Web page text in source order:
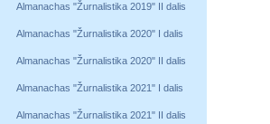
Almanachas "Žurnalistika 2019" II dalis
Almanachas "Žurnalistika 2020" I dalis
Almanachas "Žurnalistika 2020" II dalis
Almanachas "Žurnalistika 2021" I dalis
Almanachas "Žurnalistika 2021" II dalis